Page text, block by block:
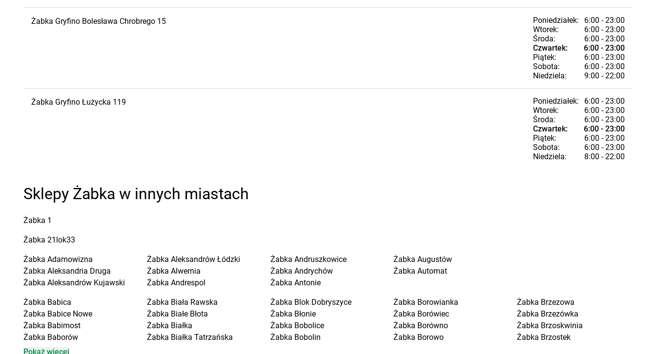
Żabka Gryfino Bolesława Chrobrego 15 Poniedziałek:
6:00 - 23:00
Wtorek:
6:00 - 23:00
Środa:
6:00 - 23:00
Czwartek:
6:00 - 23:00
Piątek:
6:00 - 23:00
Sobota:
6:00 - 23:00
Niedziela:
9:00 - 22:00
Żabka Gryfino Łużycka 119 Poniedziałek:
6:00 - 23:00
Wtorek:
6:00 - 23:00
Środa:
6:00 - 23:00
Czwartek:
6:00 - 23:00
Piątek:
6:00 - 23:00
Sobota:
6:00 - 23:00
Niedziela:
8:00 - 22:00
Sklepy Żabka w innych miastach
Żabka 1
Żabka 21lok33
Żabka Adamowizna
Żabka Aleksandria Druga
Żabka Aleksandrów Kujawski
Żabka Aleksandrów Łódzki
Żabka Alwernia
Żabka Andrespol
Żabka Andruszkowice
Żabka Andrychów
Żabka Antonie
Żabka Augustów
Żabka Automat
Żabka Babica
Żabka Babice Nowe
Żabka Babimost
Żabka Baborów
Żabka Baboszewo
Żabka Biała Rawska
Żabka Białe Błota
Żabka Białka
Żabka Białka Tatrzańska
Żabka Blok Dobryszyce
Żabka Błonie
Żabka Bobolice
Żabka Bobolin
Żabka Borowianka
Żabka Borówiec
Żabka Borówno
Żabka Borowo
Żabka Brzezowa
Żabka Brzezówka
Żabka Brzoskwinia
Żabka Brzostek
Pokaż więcej